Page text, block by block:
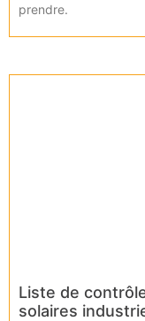
prendre.
Liste de
solaires